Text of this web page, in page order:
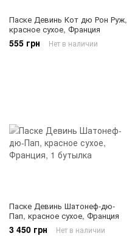
Паске Девинь Кот дю Рон Руж,
красное сухое, Франция
555 грн Нет в наличии
Паске Девинь Шатонеф-дю-
Пап, красное сухое, Франция
3 450 грн Нет в наличии